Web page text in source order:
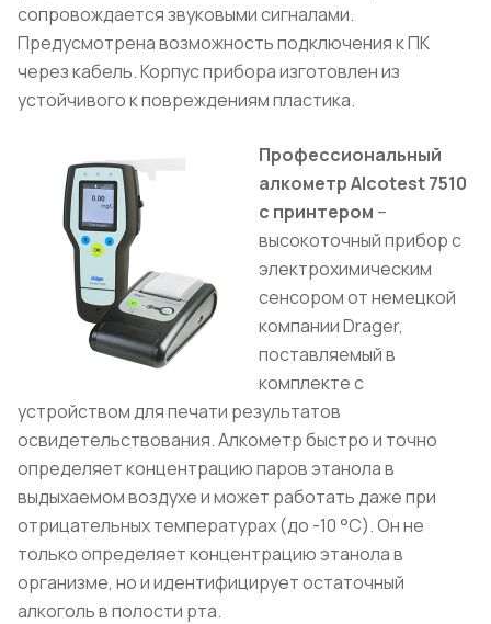
сопровождается звуковыми сигналами.
Предусмотрена возможность подключения к ПК
через кабель. Корпус прибора изготовлен из
устойчивого к повреждениям пластика.
Профессиональный
алкометр Alcotest 7510
с принтером –
высокоточный прибор с
электрохимическим
сенсором от немецкой
компании Drager,
поставляемый в
комплекте с
устройством для печати результатов
освидетельствования. Алкометр быстро и точно
определяет концентрацию паров этанола в
выдыхаемом воздухе и может работать даже при
отрицательных температурах (до -10 °С). Он не
только определяет концентрацию этанола в
организме, но и идентифицирует остаточный
алкоголь в полости рта.